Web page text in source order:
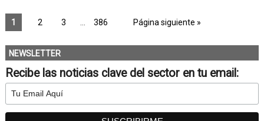
1 2 3 386 Página siguiente »
NEWSLETTER
Recibe las noticias clave del sector en tu email: